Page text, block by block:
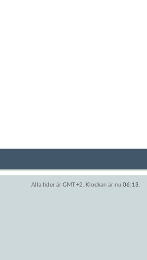
Alla tider är GMT +2. Klockan är nu 06:13.